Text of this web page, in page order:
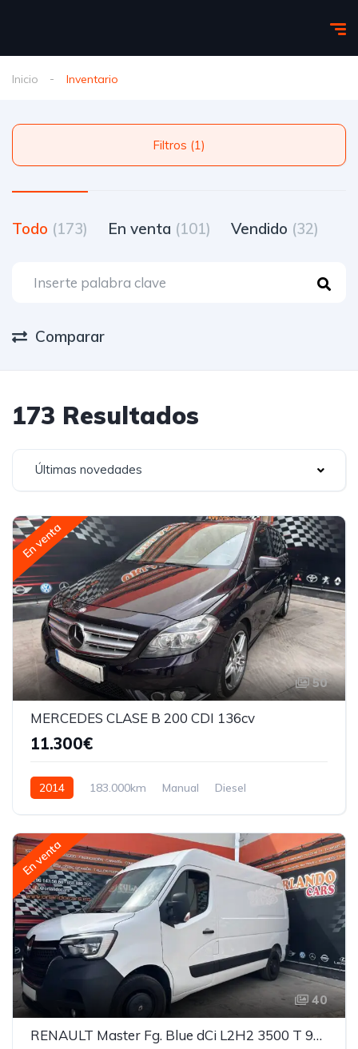
Inicio Inventario
Filtros (1)
Todo (173) En venta (101) Vendido (32)
Comparar
173 Resultados
Últimas novedades
En venta
50
MERCEDES CLASE B 200 CDI 136cv
11.300€
2014 183.000km Manual Diesel
En venta
40
RENAULT Master Fg. Blue dCi L2H2 3500 T 99kW